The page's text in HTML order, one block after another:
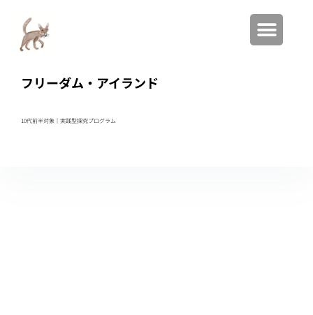
フリーダム・アイランド
10代前半対象｜実践型探究プログラム